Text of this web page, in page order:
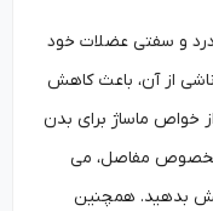
و سفتی عضلات خود
از آن، باعث کاهش
ماساژ برای بدن
مفاصل، می
همچنین